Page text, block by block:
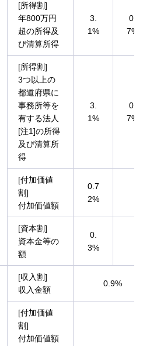
[所得割]
年800万円
超の所得及
び清算所得
3.
1%
0.
7%
[所得割]
3つ以上の
都道府県に
事務所等を
有する法人
[注1]の所得
及び清算所
得
3.
1%
0.
7%
[付加価値
割]
付加価値額
0.7
2%
[資本割]
資本金等の
額
0.
3%
[収入割]
収入金額
0.9%
[付加価値
割]
付加価値額